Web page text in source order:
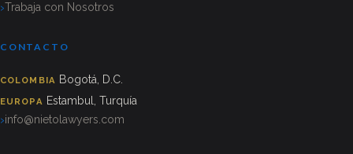
Trabaja con Nosotros
CONTACTO
COLOMBIA Bogotá, D.C.
EUROPA Estambul, Turquía
info@nietolawyers.com